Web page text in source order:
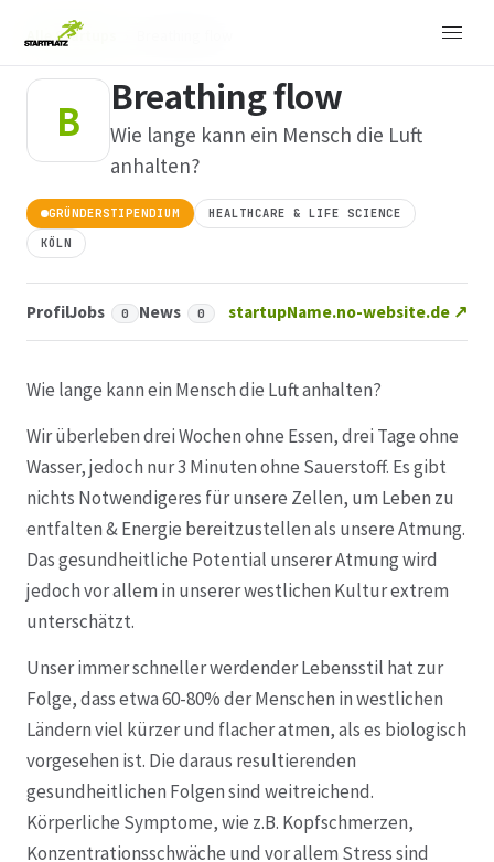
Alle Startups
B Breathing flow
Wie lange kann ein Mensch die Luft
anhalten?
GRÜNDERSTIPENDIUM
HEALTHCARE & LIFE SCIENCE
KÖLN
ProfilJobs 0 News 0 startupName.no-website.de ↗
Wie lange kann ein Mensch die Luft anhalten?
Wir überleben drei Wochen ohne Essen, drei Tage ohne
Wasser, jedoch nur 3 Minuten ohne Sauerstoff. Es gibt
nichts Notwendigeres für unsere Zellen, um Leben zu
entfalten & Energie bereitzustellen als unsere Atmung.
Das gesundheitliche Potential unserer Atmung wird
jedoch vor allem in unserer westlichen Kultur extrem
unterschätzt.
Unser immer schneller werdender Lebensstil hat zur
Folge, dass etwa 60-80% der Menschen in westlichen
Ländern viel kürzer und flacher atmen, als es biologisch
vorgesehen ist. Die daraus resultierenden
gesundheitlichen Folgen sind weitreichend.
Körperliche Symptome, wie z.B. Kopfschmerzen,
Konzentrationsschwäche und vor allem Stress sind